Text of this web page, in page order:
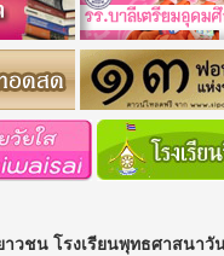
าวชน โรงเรียนพุทธศาสนาวั